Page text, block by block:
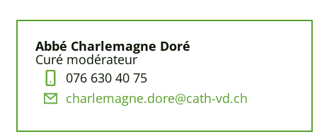
Abbé Charlemagne Doré
Curé modérateur
076 630 40 75
charlemagne.dore@cath-vd.ch